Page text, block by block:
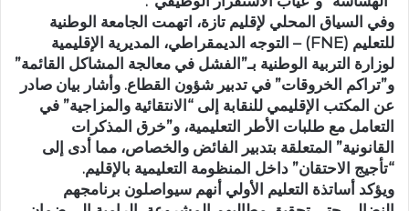
وفي السياق المحلي لإقليم تازة، اتهمت الجامعة الوطنية
للتعليم (FNE) – التوجه الديمقراطي، المديرية الإقليمية
لوزارة التربية الوطنية بـ”الفشل في معالجة المشاكل القائمة”
و”تراكم الخروقات” في تدبير شؤون القطاع. وأشار بيان صادر
عن المكتب الإقليمي للنقابة إلى “الانتقائية والمزاجية” في
التعامل مع طلبات الأطر التعليمية، و”خرق المذكرات
القانونية” المتعلقة بتدبير الفائض والخصاص، مما أدى إلى
“تأجيج الاحتقان” داخل المنظومة التعليمية بالإقليم.
ويؤكد أساتذة التعليم الأولي أنهم سيواصلون برنامجهم